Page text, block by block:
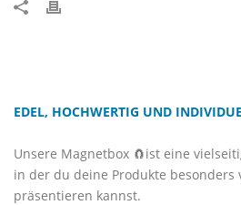
EDEL, HOCHWERTIG UND
Unsere Magnetbox 🧲ist eine
in der du deine Produkte besonders
präsentieren kannst.